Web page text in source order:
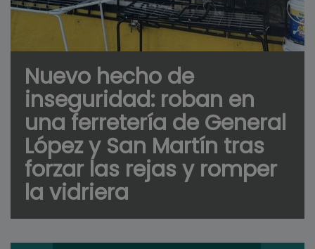
Nuevo hecho de
inseguridad: roban en
una ferretería de General
López y San Martín tras
forzar las rejas y romper
la vidriera